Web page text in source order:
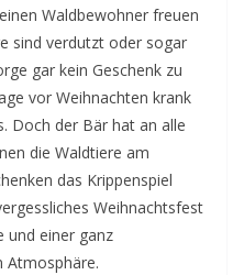
Waldbewohner freuen
sind verdutzt oder sogar
gar kein Geschenk zu
vor Weihnachten krank
Doch der Bär hat an alle
die Waldtiere am
das Krippenspiel
Weihnachtsfest
und einer ganz
Atmosphäre.